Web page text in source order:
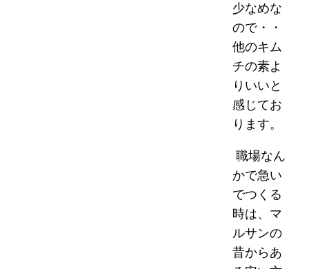
少なめな
ので・・
他のキム
チの素よ
りいいと
感じてお
ります。
職場なん
かで急い
でつくる
時は、マ
ルサンの
昔からあ